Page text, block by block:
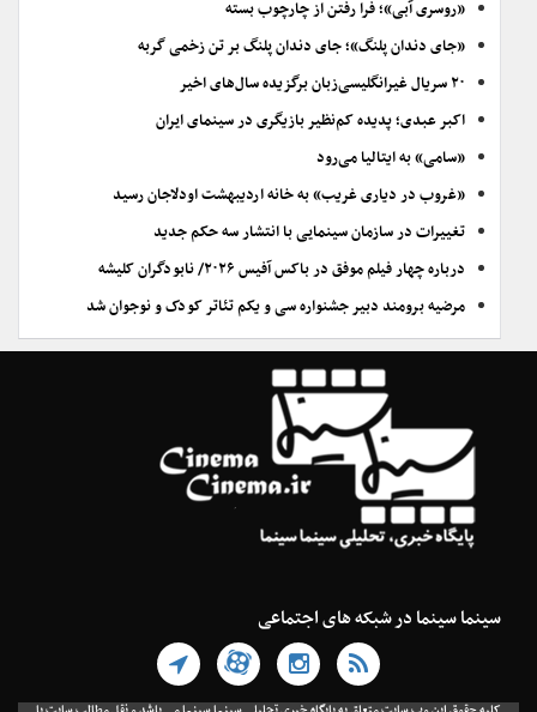
«روسری آبی»؛ فرا رفتن از چارچوب بسته
«جای دندان پلنگ»؛ جای دندان پلنگ بر تن زخمی گربه
۲۰ سریال غیرانگلیسی‌زبان برگزیده سال‌های اخیر
اکبر عبدی؛ پدیده کم‌نظیر بازیگری در سینمای ایران
«سامی» به ایتالیا می‌رود
«غروب در دیاری غریب» به خانه اردیبهشت اودلاجان رسید
تغییرات در سازمان سینمایی با انتشار سه حکم جدید
درباره چهار فیلم موفق در باکس آفیس ۲۰۲۶/ نابودگران کلیشه
مرضیه برومند دبیر جشنواره سی و یکم تئاتر کودک و نوجوان شد
سینما سینما در شبکه های اجتماعی